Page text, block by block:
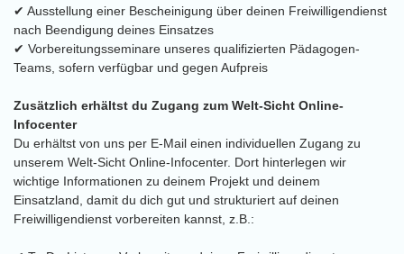
✔ Ausstellung einer Bescheinigung über deinen Freiwilligendienst
nach Beendigung deines Einsatzes
✔ Vorbereitungsseminare unseres qualifizierten Pädagogen-
Teams, sofern verfügbar und gegen Aufpreis
Zusätzlich erhältst du Zugang zum Welt-Sicht Online-
Infocenter
Du erhältst von uns per E-Mail einen individuellen Zugang zu
unserem Welt-Sicht Online-Infocenter. Dort hinterlegen wir
wichtige Informationen zu deinem Projekt und deinem
Einsatzland, damit du dich gut und strukturiert auf deinen
Freiwilligendienst vorbereiten kannst, z.B.: